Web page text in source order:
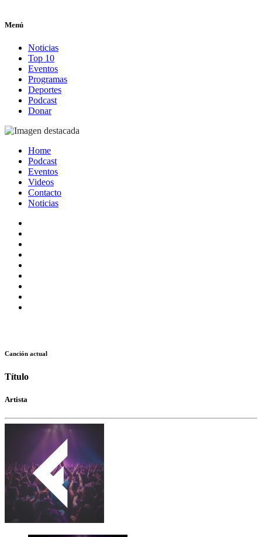
Menú
Noticias
Top 10
Eventos
Programas
Deportes
Podcast
Donar
Home
Podcast
Eventos
Videos
Contacto
Noticias
Canción actual
Título
Artista